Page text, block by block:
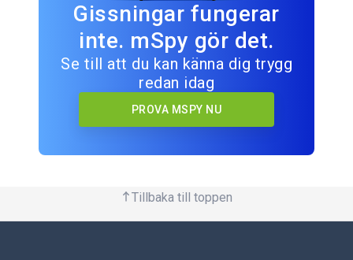
Gissningar fungerar
inte. mSpy gör det.
Se till att du kan känna dig trygg
redan idag
PROVA MSPY NU
Tillbaka till toppen